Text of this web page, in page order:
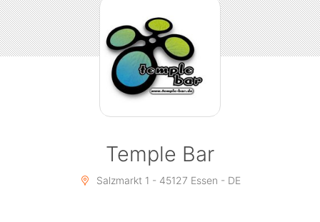
Temple Bar
Salzmarkt 1 - 45127 Essen - DE